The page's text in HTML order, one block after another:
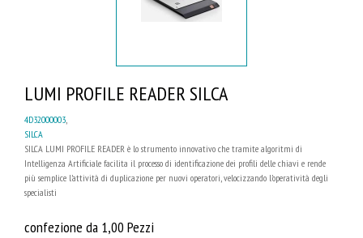
LUMI PROFILE READER SILCA
4D32000003,
SILCA
SILCA LUMI PROFILE READER è lo strumento innovativo che tramite algoritmi di
Intelligenza Artificiale facilita il processo di identificazione dei profili delle chiavi e rende
più semplice l’attività di duplicazione per nuovi operatori, velocizzando l’operatività degli
specialisti
confezione da 1,00 Pezzi